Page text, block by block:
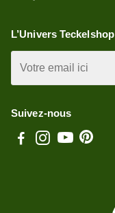
L’Univers Teckelshop
Suivez-nous